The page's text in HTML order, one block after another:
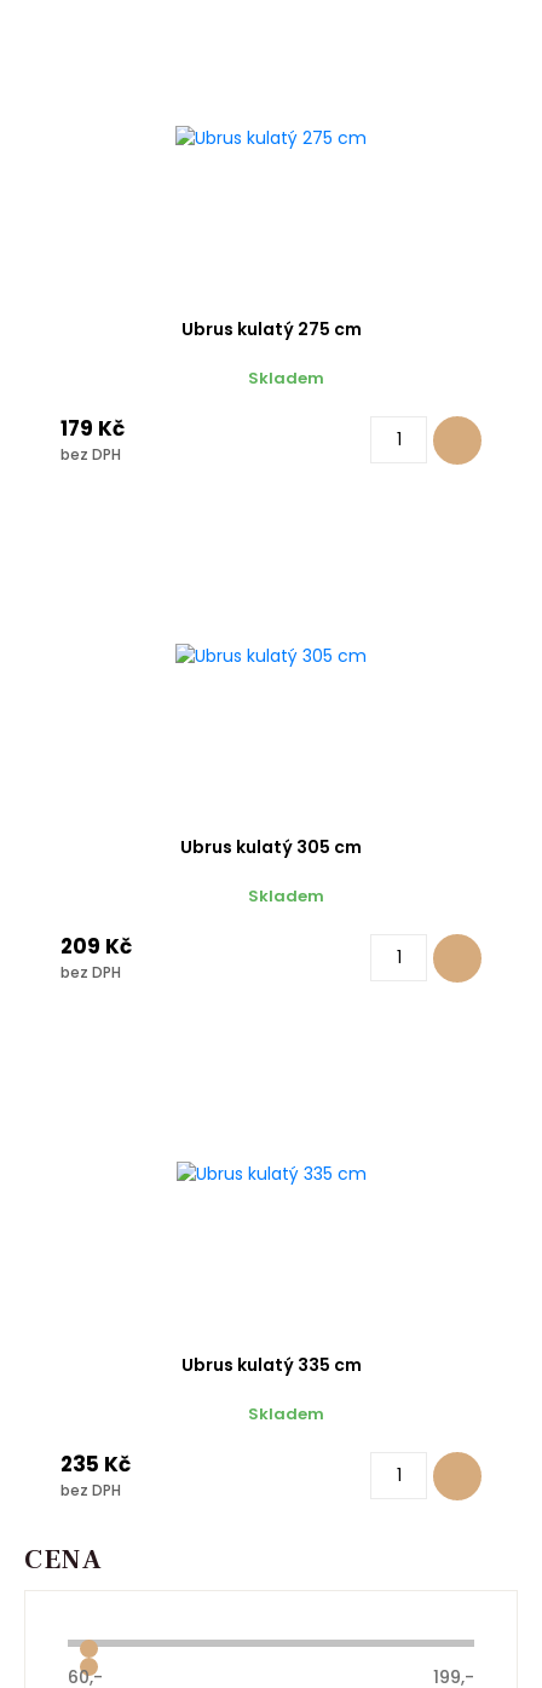
CENA
60,- 199,-
Ubrus kulatý 275 cm
Skladem
179 Kč
bez DPH
Ubrus kulatý 305 cm
Skladem
209 Kč
bez DPH
Ubrus kulatý 335 cm
Skladem
235 Kč
bez DPH